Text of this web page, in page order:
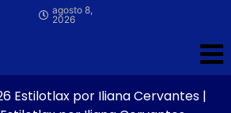
agosto 8,
2026
Estilotlax por Iliana Cervantes |